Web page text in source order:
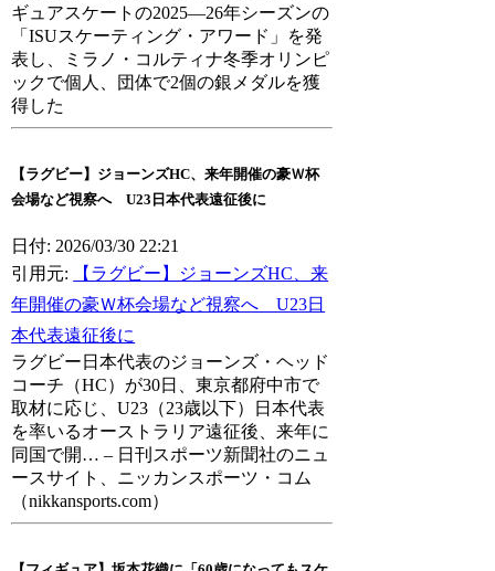
ギュアスケートの2025―26年シーズンの
「ISUスケーティング・アワード」を発
表し、ミラノ・コルティナ冬季オリンピ
ックで個人、団体で2個の銀メダルを獲
得した
【ラグビー】ジョーンズHC、来年開催の豪Ｗ杯
会場など視察へ U23日本代表遠征後に
日付: 2026/03/30 22:21
引用元:
【ラグビー】ジョーンズHC、来
年開催の豪Ｗ杯会場など視察へ U23日
本代表遠征後に
ラグビー日本代表のジョーンズ・ヘッド
コーチ（HC）が30日、東京都府中市で
取材に応じ、U23（23歳以下）日本代表
を率いるオーストラリア遠征後、来年に
同国で開… – 日刊スポーツ新聞社のニュ
ースサイト、ニッカンスポーツ・コム
（nikkansports.com）